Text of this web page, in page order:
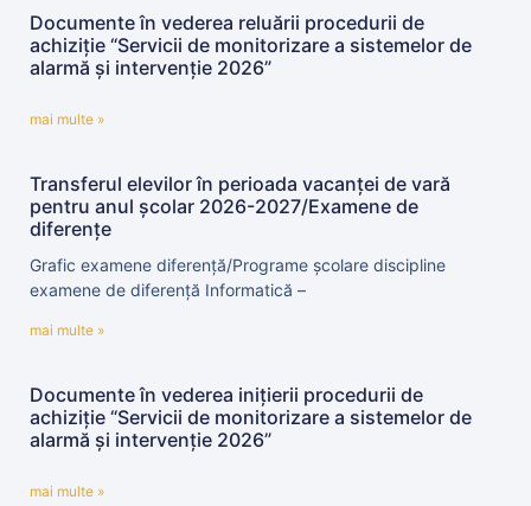
Documente în vederea reluării procedurii de
achiziție “Servicii de monitorizare a sistemelor de
alarmă și intervenție 2026”
mai multe »
Transferul elevilor în perioada vacanței de vară
pentru anul școlar 2026-2027/Examene de
diferențe
Grafic examene diferență/Programe școlare discipline
examene de diferență Informatică –
mai multe »
Documente în vederea inițierii procedurii de
achiziție “Servicii de monitorizare a sistemelor de
alarmă și intervenție 2026”
mai multe »